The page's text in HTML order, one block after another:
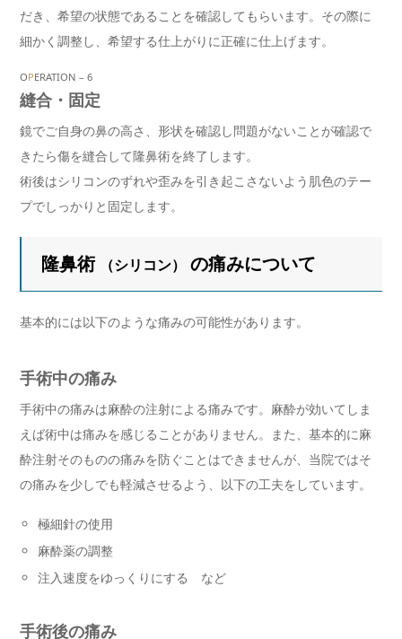
だき、希望の状態であることを確認してもらいます。その際に
細かく調整し、希望する仕上がりに正確に仕上げます。
OPERATION – 6
縫合・固定
鏡でご自身の鼻の高さ、形状を確認し問題がないことが確認で
きたら傷を縫合して隆鼻術を終了します。
術後はシリコンのずれや歪みを引き起こさないよう肌色のテー
プでしっかりと固定します。
隆鼻術 （シリコン） の痛みについて
基本的には以下のような痛みの可能性があります。
手術中の痛み
手術中の痛みは麻酔の注射による痛みです。麻酔が効いてしま
えば術中は痛みを感じることがありません。また、基本的に麻
酔注射そのものの痛みを防ぐことはできませんが、当院ではそ
の痛みを少しでも軽減させるよう、以下の工夫をしています。
極細針の使用
麻酔薬の調整
注入速度をゆっくりにする など
手術後の痛み